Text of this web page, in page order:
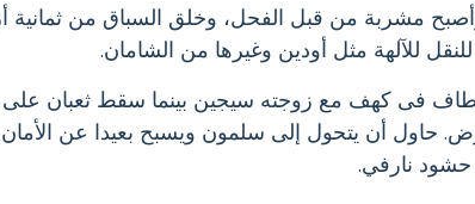
مشربة من قبل الفحل، وخلق السباق من ثمانية
للآلهة مثل أودين وغيرها من الشامان.
فى كهف مع زوجته سيجين بينما سقط ثعبان
حاول أن يتحول إلى سلمون ويسبح بعيدا عن
حشود نارفي.